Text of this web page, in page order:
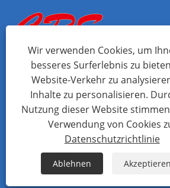
Copyright © 2023 Changzhou Ceres Machinery
Sitemap XML
Wir verwenden Cookies, um
besseres Surferlebnis zu
Website-Verkehr zu
Inhalte zu personalisieren.
Nutzung dieser Website
Verwendung von Cookies
Datenschutzrichtlinie
Ablehnen Akzeptieren